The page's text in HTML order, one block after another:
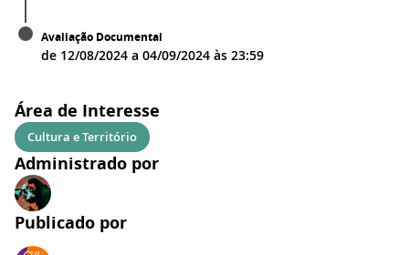
Avaliação Documental
de 12/08/2024 a04/09/2024 às23:59
Área de Interesse
Cultura e Território
Administrado por
Publicado por